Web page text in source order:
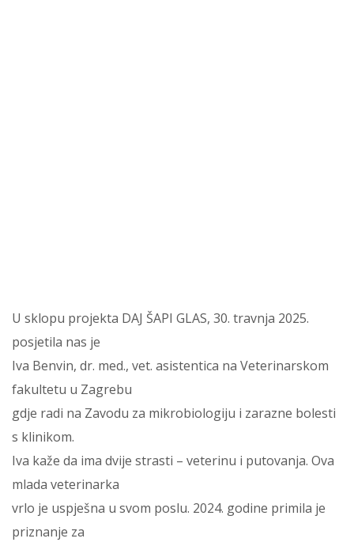
U sklopu projekta DAJ ŠAPI GLAS, 30. travnja 2025.
posjetila nas je
Iva Benvin, dr. med., vet. asistentica na Veterinarskom
fakultetu u Zagrebu
gdje radi na Zavodu za mikrobiologiju i zarazne bolesti
s klinikom.
Iva kaže da ima dvije strasti – veterinu i putovanja. Ova
mlada veterinarka
vrlo je uspješna u svom poslu. 2024. godine primila je
priznanje za